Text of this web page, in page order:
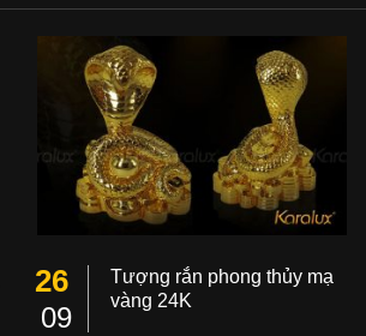
26
09
Tượng rắn phong thủy mạ
vàng 24K